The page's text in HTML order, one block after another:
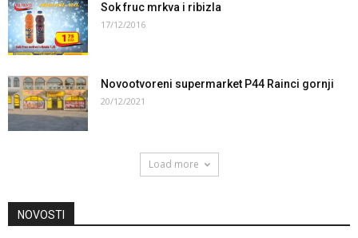
Sok fruc mrkva i ribizla
17/12/2016
Novootvoreni supermarket P44 Rainci gornji
20/12/2021
Load more
NOVOSTI